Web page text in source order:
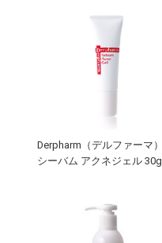
Derpharm（デルファーマ）
シーバム アクネジェル 30g